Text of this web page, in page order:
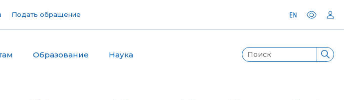
Подать обращение
Образование Наука